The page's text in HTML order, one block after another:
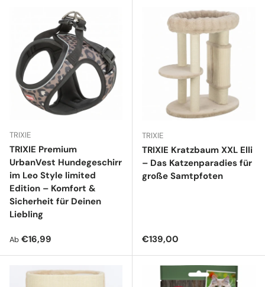
TRIXIE
TRIXIE Premium
UrbanVest Hundegeschirr
im Leo Style limited
Edition – Komfort &
Sicherheit für Deinen
Liebling
Normaler Preis
Ab €16,99
TRIXIE
TRIXIE Kratzbaum XXL Elli
– Das Katzenparadies für
große Samtpfoten
Normaler Preis
€139,00